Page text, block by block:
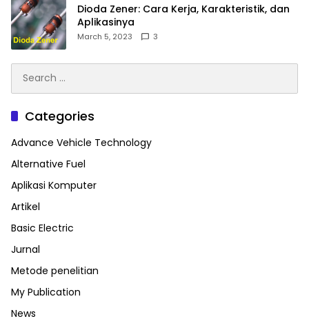
Dioda Zener: Cara Kerja, Karakteristik, dan
Aplikasinya
March 5, 2023 3
for:
Categories
Advance Vehicle Technology
Alternative Fuel
Aplikasi Komputer
Artikel
Basic Electric
Jurnal
Metode penelitian
My Publication
News